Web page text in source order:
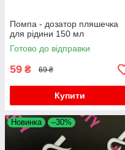
Помпа - дозатор пляшечка
для рідини 150 мл
Готово до відправки
59 ₴ 69 ₴
Купити
Новинка –30%